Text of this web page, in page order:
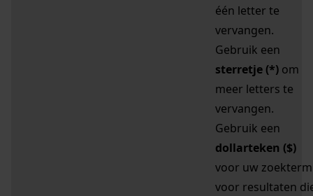
één letter te
vervangen.
Gebruik een
sterretje (*) om
meer letters te
vervangen.
Gebruik een
dollarteken ($)
voor uw zoekterm
voor resultaten